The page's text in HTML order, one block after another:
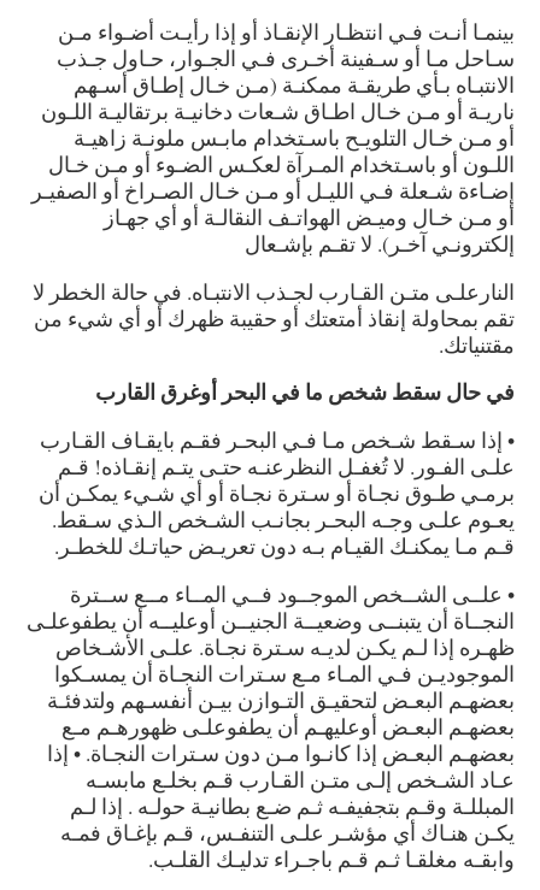
بينمـا أنـت فـي انتظـار الإنقـاذ أو إذا رأيـت أضـواء مـن
سـاحل مـا أو سـفينة أخـرى فـي الجـوار، حـاول جـذب
الانتبـاه بـأي طريقـة ممكنـة (مـن خـال إطـاق أسـهم
ناريـة أو مـن خـال اطـاق شـعات دخانيـة برتقاليـة اللـون
أو مـن خـال التلويـح باسـتخدام مابـس ملونـة زاهيـة
اللـون أو باسـتخدام المـرآة لعكـس الضـوء أو مـن خـال
إضـاءة شـعلة فـي الليـل أو مـن خـال الصـراخ أو الصفيـر
أو مـن خـال وميـض الهواتـف النقالـة أو أي جهـاز
إلكترونـي آخـر). لا تقـم بإشـعال
النارعلـى متـن القـارب لجـذب الانتبـاه. في حالة الخطر لا
تقم بمحاولة إنقاذ أمتعتك أو حقيبة ظهرك أو أي شيء من
مقتنياتك.
في حال سقط شخص ما في البحر أوغرق القارب
• إذا سـقط شـخص مـا فـي البحـر فقـم بايقـاف القـارب
علـى الفـور. لا تُغفـل النظرعنـه حتـى يتـم إنقـاذه! قـم
برمـي طـوق نجـاة أو سـترة نجـاة أو أي شـيء يمكـن أن
يعـوم علـى وجـه البحـر بجانـب الشـخص الـذي سـقط.
قـم مـا يمكنـك القيـام بـه دون تعريـض حياتـك للخطـر.
• علــى الشــخص الموجــود فــي المــاء مــع ســترة
النجــاة أن يتبنــى وضعيــة الجنيــن أوعليــه أن يطفوعلـى
ظهـره إذا لـم يكـن لديـه سـترة نجـاة. علـى الأشـخاص
الموجوديـن فـي المـاء مـع سـترات النجـاة أن يمسـكوا
بعضهـم البعـض لتحقيـق التـوازن بيـن أنفسـهم ولتدفئـة
بعضهـم البعـض أوعليهـم أن يطفوعلـى ظهورهـم مـع
بعضهـم البعـض إذا كانـوا مـن دون سـترات النجـاة. • إذا
عـاد الشـخص إلـى متـن القـارب قـم بخلـع مابسـه
المبللـة وقـم بتجفيفـه ثـم ضـع بطانيـة حولـه . إذا لـم
يكـن هنـاك أي مؤشـر علـى التنفـس، قـم بإغـاق فمـه
وابقـه مغلقـا ثـم قـم باجـراء تدليـك القلـب.